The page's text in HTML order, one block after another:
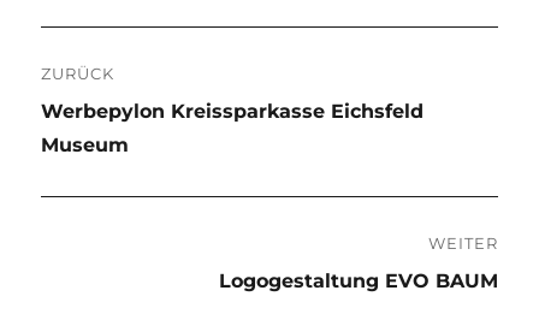
ZURÜCK
Vorheriger
Beitrag:
Werbepylon Kreissparkasse Eichsfeld
Museum
WEITER
Logogestaltung EVO BAUM